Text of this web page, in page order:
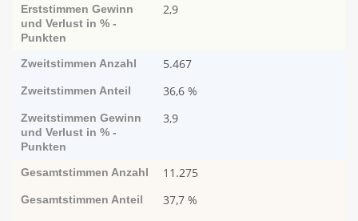
Erststimmen Ge­­winn
und Ver­­lust in % -
Punk­ten
2,9
Zweitstimmen Anzahl 5.467
Zweitstimmen Anteil 36,6 %
Zweitstimmen Ge­­winn
und Ver­­lust in % -
Punk­ten
3,9
Gesamtstimmen Anzahl 11.275
Gesamtstimmen Anteil 37,7 %